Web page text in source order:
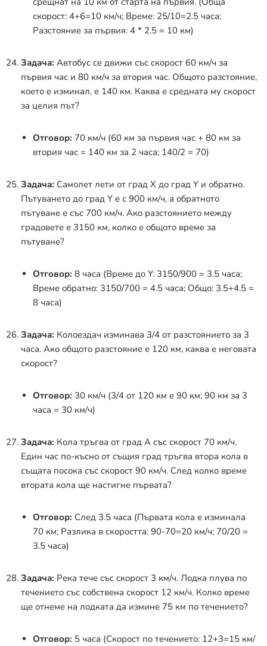
скорост: 4+6=10 км/ч; Време: 25/10=2.5 часа;
Разстояние за първия: 4 * 2.5 = 10 км)
Задача: Автобус се движи със скорост 60 км/ч за
първия час и 80 км/ч за втория час. Общото разстояние,
което е изминал, е 140 км. Каква е средната му скорост
за целия път?
Отговор: 70 км/ч (60 км за първия час + 80 км за
втория час = 140 км за 2 часа; 140/2 = 70)
Задача: Самолет лети от град X до град Y и обратно.
Пътуването до град Y е с 900 км/ч, а обратното
пътуване е със 700 км/ч. Ако разстоянието между
градовете е 3150 км, колко е общото време за
пътуване?
Отговор: 8 часа (Време до Y: 3150/900 = 3.5 часа;
Време обратно: 3150/700 = 4.5 часа; Общо: 3.5+4.5 =
8 часа)
Задача: Колоездач изминава 3/4 от разстоянието за 3
часа. Ако общото разстояние е 120 км, каква е неговата
скорост?
Отговор: 30 км/ч (3/4 от 120 км е 90 км; 90 км за 3
часа = 30 км/ч)
Задача: Кола тръгва от град А със скорост 70 км/ч.
Един час по-късно от същия град тръгва втора кола в
същата посока със скорост 90 км/ч. След колко време
втората кола ще настигне първата?
Отговор: След 3.5 часа (Първата кола е изминала
70 км; Разлика в скоростта: 90-70=20 км/ч; 70/20 =
3.5 часа)
Задача: Река тече със скорост 3 км/ч. Лодка плува по
течението със собствена скорост 12 км/ч. Колко време
ще отнеме на лодката да измине 75 км по течението?
Отговор: 5 часа (Скорост по течението: 12+3=15 км/